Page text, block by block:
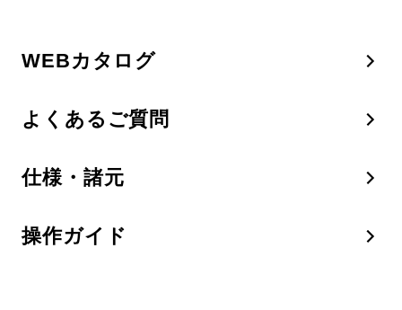
WEBカタログ
よくあるご質問
仕様・諸元
操作ガイド